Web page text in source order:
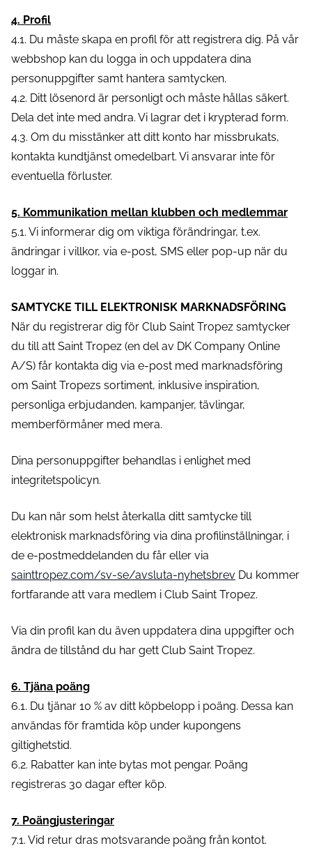
4. Profil
4.1. Du måste skapa en profil för att registrera dig. På vår
webbshop kan du logga in och uppdatera dina
personuppgifter samt hantera samtycken.
4.2. Ditt lösenord är personligt och måste hållas säkert.
Dela det inte med andra. Vi lagrar det i krypterad form.
4.3. Om du misstänker att ditt konto har missbrukats,
kontakta kundtjänst omedelbart. Vi ansvarar inte för
eventuella förluster.
5. Kommunikation mellan klubben och medlemmar
5.1. Vi informerar dig om viktiga förändringar, t.ex.
ändringar i villkor, via e-post, SMS eller pop-up när du
loggar in.
SAMTYCKE TILL ELEKTRONISK MARKNADSFÖRING
När du registrerar dig för Club Saint Tropez samtycker
du till att Saint Tropez (en del av DK Company Online
A/S) får kontakta dig via e-post med marknadsföring
om Saint Tropezs sortiment, inklusive inspiration,
personliga erbjudanden, kampanjer, tävlingar,
memberförmåner med mera.
Dina personuppgifter behandlas i enlighet med
integritetspolicyn.
Du kan när som helst återkalla ditt samtycke till
elektronisk marknadsföring via dina profilinställningar, i
de e-postmeddelanden du får eller via
sainttropez.com/sv-se/avsluta-nyhetsbrev Du kommer
fortfarande att vara medlem i Club Saint Tropez.
Via din profil kan du även uppdatera dina uppgifter och
ändra de tillstånd du har gett Club Saint Tropez.
6. Tjäna poäng
6.1. Du tjänar 10 % av ditt köpbelopp i poäng. Dessa kan
användas för framtida köp under kupongens
giltighetstid.
6.2. Rabatter kan inte bytas mot pengar. Poäng
registreras 30 dagar efter köp.
7. Poängjusteringar
7.1. Vid retur dras motsvarande poäng från kontot.